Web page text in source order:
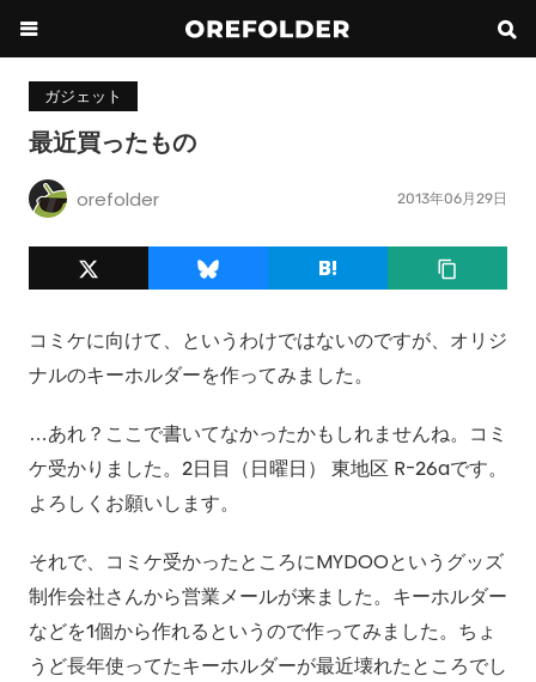
ガジェット
最近買ったもの
orefolder 2013年06月29日
コミケに向けて、というわけではないのですが、オリジ
ナルのキーホルダーを作ってみました。
…あれ？ここで書いてなかったかもしれませんね。コミ
ケ受かりました。2日目（日曜日） 東地区 R-26aです。
よろしくお願いします。
それで、コミケ受かったところにMYDOOというグッズ
制作会社さんから営業メールが来ました。キーホルダー
などを1個から作れるというので作ってみました。ちょ
うど長年使ってたキーホルダーが最近壊れたところでし